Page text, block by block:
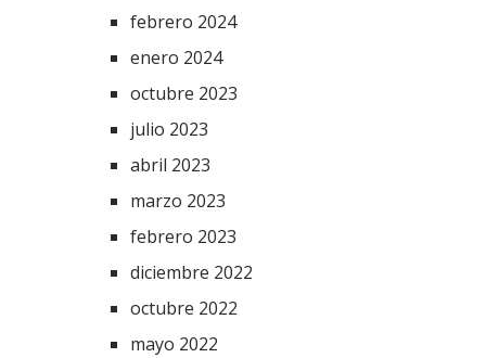
febrero 2024
enero 2024
octubre 2023
julio 2023
abril 2023
marzo 2023
febrero 2023
diciembre 2022
octubre 2022
mayo 2022